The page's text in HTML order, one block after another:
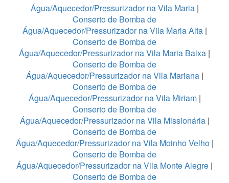
Água/Aquecedor/Pressurizador na Vila Maria|
Conserto de Bomba de
Água/Aquecedor/Pressurizador na Vila Maria Alta|
Conserto de Bomba de
Água/Aquecedor/Pressurizador na Vila Maria Baixa |
Conserto de Bomba de
Água/Aquecedor/Pressurizador na Vila Mariana|
Conserto de Bomba de
Água/Aquecedor/Pressurizador na Vila Miriam|
Conserto de Bomba de
Água/Aquecedor/Pressurizador na Vila Missionária|
Conserto de Bomba de
Água/Aquecedor/Pressurizador na Vila Moinho Velho|
Conserto de Bomba de
Água/Aquecedor/Pressurizador na Vila Monte Alegre |
Conserto de Bomba de